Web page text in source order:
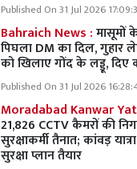
Published On 31 Jul 2026
Bahraich News :
पिघला DM का दिल, गुहार
को खिलाए गोंद के लड्डू,
Published On 31 Jul 2026
Moradabad Kanwar
21,826 CCTV कैमरों की
सुरक्षाकर्मी तैनात; कांवड़
सुरक्षा प्लान तैयार